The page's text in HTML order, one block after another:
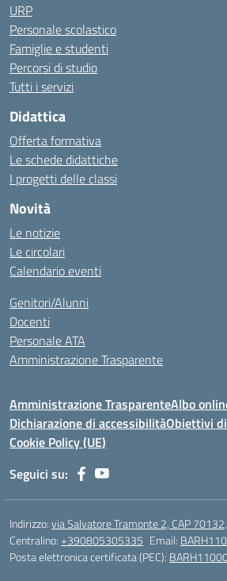
URP
Personale scolastico
Famiglie e studenti
Percorsi di studio
Tutti i servizi
Didattica
Offerta formativa
Le schede didattiche
I progetti delle classi
Novità
Le notizie
Le circolari
Calendario eventi
Genitori/Alunni
Docenti
Personale ATA
Amministrazione Trasparente
Amministrazione TrasparenteAlbo
Dichiarazione di accessibilitàObiettivi
Cookie Policy (UE)
Seguici su:
Indirizzo:via Salvatore Tramonte 2, CAP
Centralino:+390805305335 Email:
Posta elettronica certificata (PEC):